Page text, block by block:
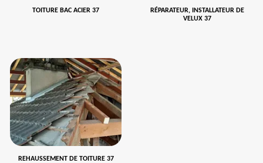
TOITURE BAC ACIER 37
RÉPARATEUR, INSTALLATEUR DE
VELUX 37
REHAUSSEMENT DE TOITURE 37